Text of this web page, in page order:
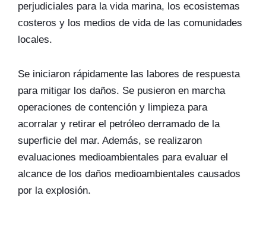
perjudiciales para la vida marina, los ecosistemas
costeros y los medios de vida de las comunidades
locales.
Se iniciaron rápidamente las labores de respuesta
para mitigar los daños. Se pusieron en marcha
operaciones de contención y limpieza para
acorralar y retirar el petróleo derramado de la
superficie del mar. Además, se realizaron
evaluaciones medioambientales para evaluar el
alcance de los daños medioambientales causados
por la explosión.